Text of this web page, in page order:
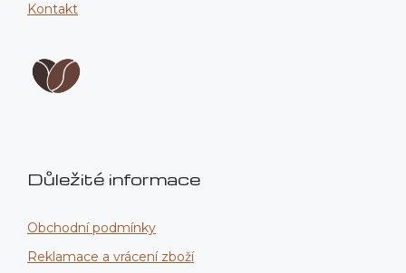
Kontakt
Důležité informace
Obchodní podmínky
Reklamace a vrácení zboží